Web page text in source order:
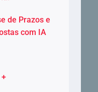
de Prazos e
com IA